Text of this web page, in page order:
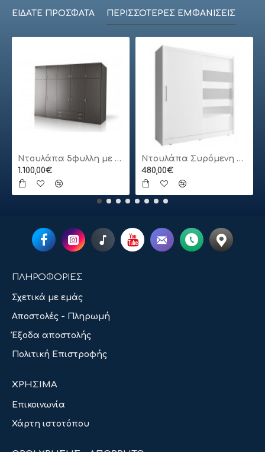
ΕΊΔΑΤΕ ΠΡΌΣΦΑΤΑ ΠΕΡΙΣΣΌΤΕΡΕΣ ΕΜΦΑΝΊΣΕΙΣ
Ντουλάπα 5φυλλη με πατάρι
1.100,00€
Ντουλάπα Συρόμενη 24113-MJ3-180 Χρώμα Λευκό 180x200x62cm
480,00€
ΠΛΗΡΟΦΟΡΙΕΣ
Σχετικά με εμάς
Αποστολές - Πληρωμή
Έξοδα αποστολής
Πολιτική Επιστροφής
ΧΡΗΣΙΜΑ
Επικοινωνία
Χάρτη ιστοτόπου